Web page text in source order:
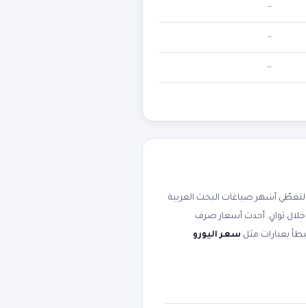
—
—
—
أشهر صياغات البحث العربية
خلال ثوانٍ. أحدث أسعار صرف
سعر اليورو